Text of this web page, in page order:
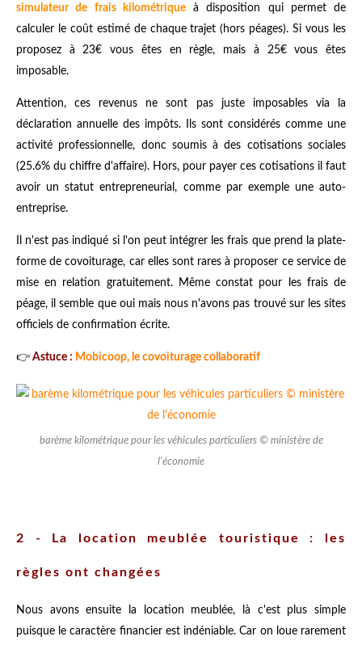
simulateur de frais kilométriqueà disposition qui permet de
calculer le coût estimé de chaque trajet (hors péages). Si vous les
proposez à 23€ vous êtes en règle, mais à 25€ vous êtes
imposable.
Attention, ces revenus ne sont pas juste imposables via la
déclaration annuelle des impôts. Ils sont considérés comme une
activité professionnelle, donc soumis à des cotisations sociales
(25.6% du chiffre d'affaire). Hors, pour payer ces cotisations il faut
avoir un statut entrepreneurial, comme par exemple une auto-
entreprise.
Il n'est pas indiqué si l'on peut intégrer les frais que prend la plate-
forme de covoiturage, car elles sont rares à proposer ce service de
mise en relation gratuitement. Même constat pour les frais de
péage, il semble que oui mais nous n'avons pas trouvé sur les sites
officiels de confirmation écrite.
👉 Astuce : Mobicoop, le covoiturage collaboratif
barème kilométrique pour les véhicules particuliers © ministère de
l'économie
2 - La location meublée touristique : les
règles ont changées
Nous avons ensuite la location meublée, là c'est plus simple
puisque le caractère financier est indéniable. Car on loue rarement